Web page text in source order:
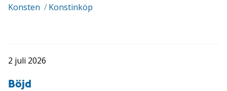
Konsten / Konstinköp
2 juli 2026
Böjd